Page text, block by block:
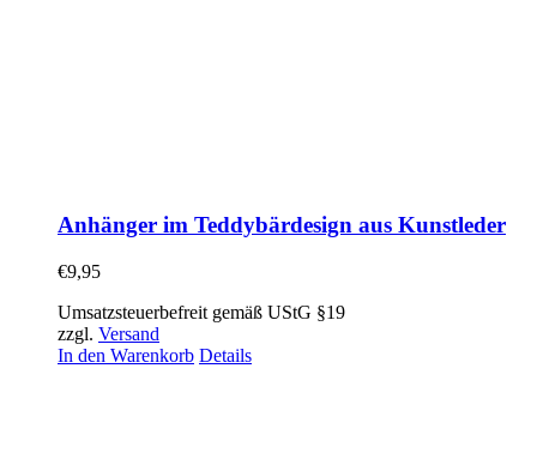
Anhänger im Teddybärdesign aus Kunstleder
€9,95
Umsatzsteuerbefreit gemäß UStG §19
zzgl. Versand
In den Warenkorb Details